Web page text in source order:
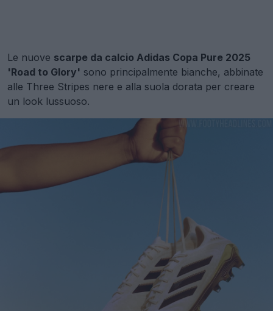
Le nuove scarpe da calcio Adidas Copa Pure 2025
'Road to Glory' sono principalmente bianche, abbinate
alle Three Stripes nere e alla suola dorata per creare
un look lussuoso.